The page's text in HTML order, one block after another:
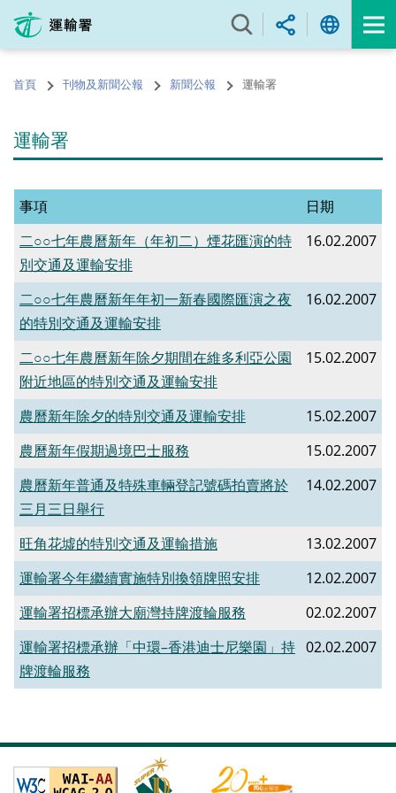
內
的首頁 刊物及新聞公報 新聞公報 運輸署
運輸署
事項
日期
二○○七年農曆新年（年初二）煙花匯演的特
別交通及運輸安排
16.02.2007
二○○七年農曆新年年初一新春國際匯演之夜
的特別交通及運輸安排
16.02.2007
二○○七年農曆新年除夕期間在維多利亞公園
附近地區的特別交通及運輸安排
15.02.2007
農曆新年除夕的特別交通及運輸安排
15.02.2007
農曆新年假期過境巴士服務
15.02.2007
農曆新年普通及特殊車輛登記號碼拍賣將於
三月三日舉行
14.02.2007
旺角花墟的特別交通及運輸措施
13.02.2007
運輸署今年繼續實施特別換領牌照安排
12.02.2007
運輸署招標承辦大廟灣持牌渡輪服務
02.02.2007
運輸署招標承辦「中環–香港迪士尼樂園」持
牌渡輪服務
02.02.2007